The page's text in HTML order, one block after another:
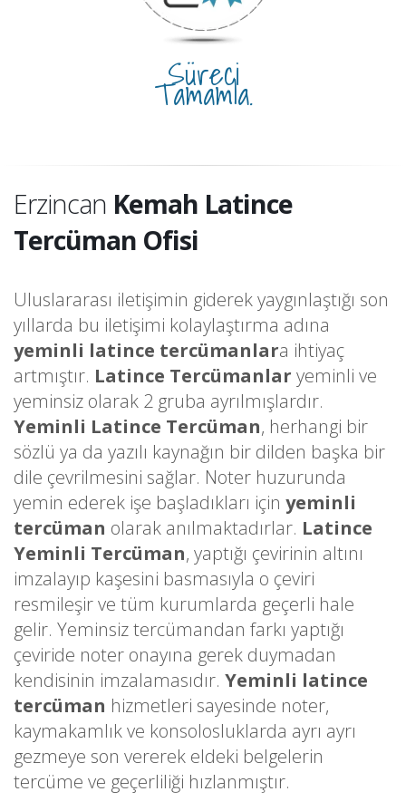
Süreci
Tamamla.
Erzincan Kemah Latince
Tercüman Ofisi
Uluslararası iletişimin giderek yaygınlaştığı son
yıllarda bu iletişimi kolaylaştırma adına
yeminli latince tercümanlara ihtiyaç
artmıştır. Latince Tercümanlar yeminli ve
yeminsiz olarak 2 gruba ayrılmışlardır.
Yeminli Latince Tercüman, herhangi bir
sözlü ya da yazılı kaynağın bir dilden başka bir
dile çevrilmesini sağlar. Noter huzurunda
yemin ederek işe başladıkları için yeminli
tercüman olarak anılmaktadırlar. Latince
Yeminli Tercüman, yaptığı çevirinin altını
imzalayıp kaşesini basmasıyla o çeviri
resmileşir ve tüm kurumlarda geçerli hale
gelir. Yeminsiz tercümandan farkı yaptığı
çeviride noter onayına gerek duymadan
kendisinin imzalamasıdır. Yeminli latince
tercüman hizmetleri sayesinde noter,
kaymakamlık ve konsolosluklarda ayrı ayrı
gezmeye son vererek eldeki belgelerin
tercüme ve geçerliliği hızlanmıştır.